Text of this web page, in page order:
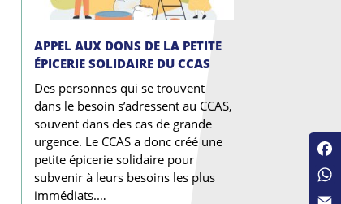
APPEL AUX DONS DE LA PETITE
ÉPICERIE SOLIDAIRE DU CCAS
Des personnes qui se trouvent
dans le besoin s’adressent au CCAS,
souvent dans des cas de grande
urgence. Le CCAS a donc créé une
petite épicerie solidaire pour
subvenir à leurs besoins les plus
immédiats.…